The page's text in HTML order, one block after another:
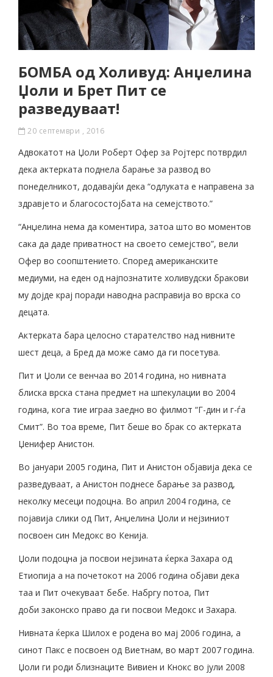
БОМБА од Холивуд: Анџелина
Џоли и Брет Пит се
разведуваат!
20 септември , 2016
Адвокатот на Џоли Роберт Офер за Ројтерс потврдил
дека актерката поднела барање за развод во
понеделникот, додавајќи дека “одлуката е направена за
здравјето и благосостојбата на семејството.”
“Анџелина нема да коментира, затоа што во моментов
сака да даде приватност на своето семејство”, вели
Офер во соопштението. Според американските
медиуми, на еден од најпознатите холивудски бракови
му дојде крај поради наводна расправија во врска со
децата.
Актерката бара целосно старателство над нивните
шест деца, а Бред да може само да ги посетува.
Пит и Џоли се венчаа во 2014 година, но нивната
блиска врска стана предмет на шпекулации во 2004
година, кога тие играа заедно во филмот “Г-дин и г-ѓа
Смит”. Во тоа време, Пит беше во брак со актерката
Џенифер Анистон.
Во јануари 2005 година, Пит и Анистон објавија дека се
разведуваат, а Анистон поднесе барање за развод,
неколку месеци подоцна. Во април 2004 година, се
појавија слики од Пит, Анџелина Џоли и нејзиниот
посвоен син Медокс во Кенија.
Џоли подоцна ја посвои нејзината ќерка Захара од
Етиопија а на почетокот на 2006 година објави дека
таа и Пит очекуваат бебе. Набргу потоа, Пит
доби законско право да ги посвои Медокс и Захара.
Нивната ќерка Шилох е родена во мај 2006 година, а
синот Пакс е посвоен од Виетнам, во март 2007 година.
Џоли ги роди близнаците Вивиен и Кнокс во јули 2008